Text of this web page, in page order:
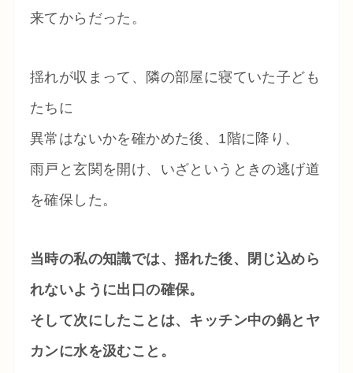
来てからだった。
揺れが収まって、隣の部屋に寝ていた子ども
たちに
異常はないかを確かめた後、1階に降り、
雨戸と玄関を開け、いざというときの逃げ道
を確保した。
当時の私の知識では、揺れた後、閉じ込めら
れないように出口の確保。
そして次にしたことは、キッチン中の鍋とヤ
カンに水を汲むこと。